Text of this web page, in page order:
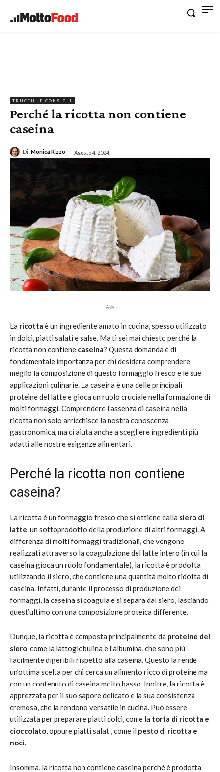
TRUCCHI E CONSIGLI
Perché la ricotta non contiene
caseina
Di Monica Rizzo Agosto 4, 2024
- Adv -
La ricotta è un ingrediente amato in cucina, spesso utilizzato
in dolci, piatti salati e salse. Ma ti sei mai chiesto perché la
ricotta non contiene caseina? Questa domanda è di
fondamentale importanza per chi desidera comprendere
meglio la composizione di questo formaggio fresco e le sue
applicazioni culinarie. La caseina è una delle principali
proteine del latte e gioca un ruolo cruciale nella formazione di
molti formaggi. Comprendere l’assenza di caseina nella
ricotta non solo arricchisce la nostra conoscenza
gastronomica, ma ci aiuta anche a scegliere ingredienti più
adatti alle nostre esigenze alimentari.
Perché la ricotta non contiene
caseina?
La ricotta è un formaggio fresco che si ottiene dalla siero di
latte, un sottoprodotto della produzione di altri formaggi. A
differenza di molti formaggi tradizionali, che vengono
realizzati attraverso la coagulazione del latte intero (in cui la
caseina gioca un ruolo fondamentale), la ricotta è prodotta
utilizzando il siero, che contiene una quantità molto ridotta di
caseina. Infatti, durante il processo di produzione dei
formaggi, la caseina si coagula e si separa dal siero, lasciando
quest’ultimo con una composizione proteica differente.
Dunque, la ricotta è composta principalmente da proteine del
siero, come la lattoglobulina e l’albumina, che sono più
facilmente digeribili rispetto alla caseina. Questo la rende
un’ottima scelta per chi cerca un alimento ricco di proteine ma
con un contenuto di caseina molto basso. Inoltre, la ricotta è
apprezzata per il suo sapore delicato e la sua consistenza
cremosa, che la rendono versatile in cucina. Può essere
utilizzata per preparare piatti dolci, come la torta di ricotta e
cioccolato, oppure piatti salati, come il pesto di ricotta e
noci.
Insomma, la ricotta non contiene caseina perché è prodotta